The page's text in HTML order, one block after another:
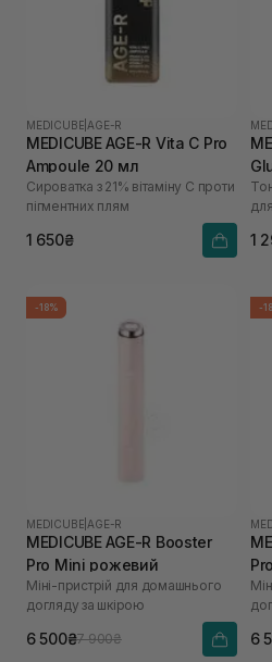
MEDICUBE AGE-R
MEDICUBE AGE-R Vita C Pro
Ampoule 20 мл
Сироватка з 21% вітаміну С проти
пігментних плям
1 650₴
мл
1
-18%
MEDICUBE AGE-R
MEDICUBE AGE-R Booster
Pro Mini рожевий
Міні-пристрій для домашнього
догляду за шкірою
6 500₴7 900₴
-
6